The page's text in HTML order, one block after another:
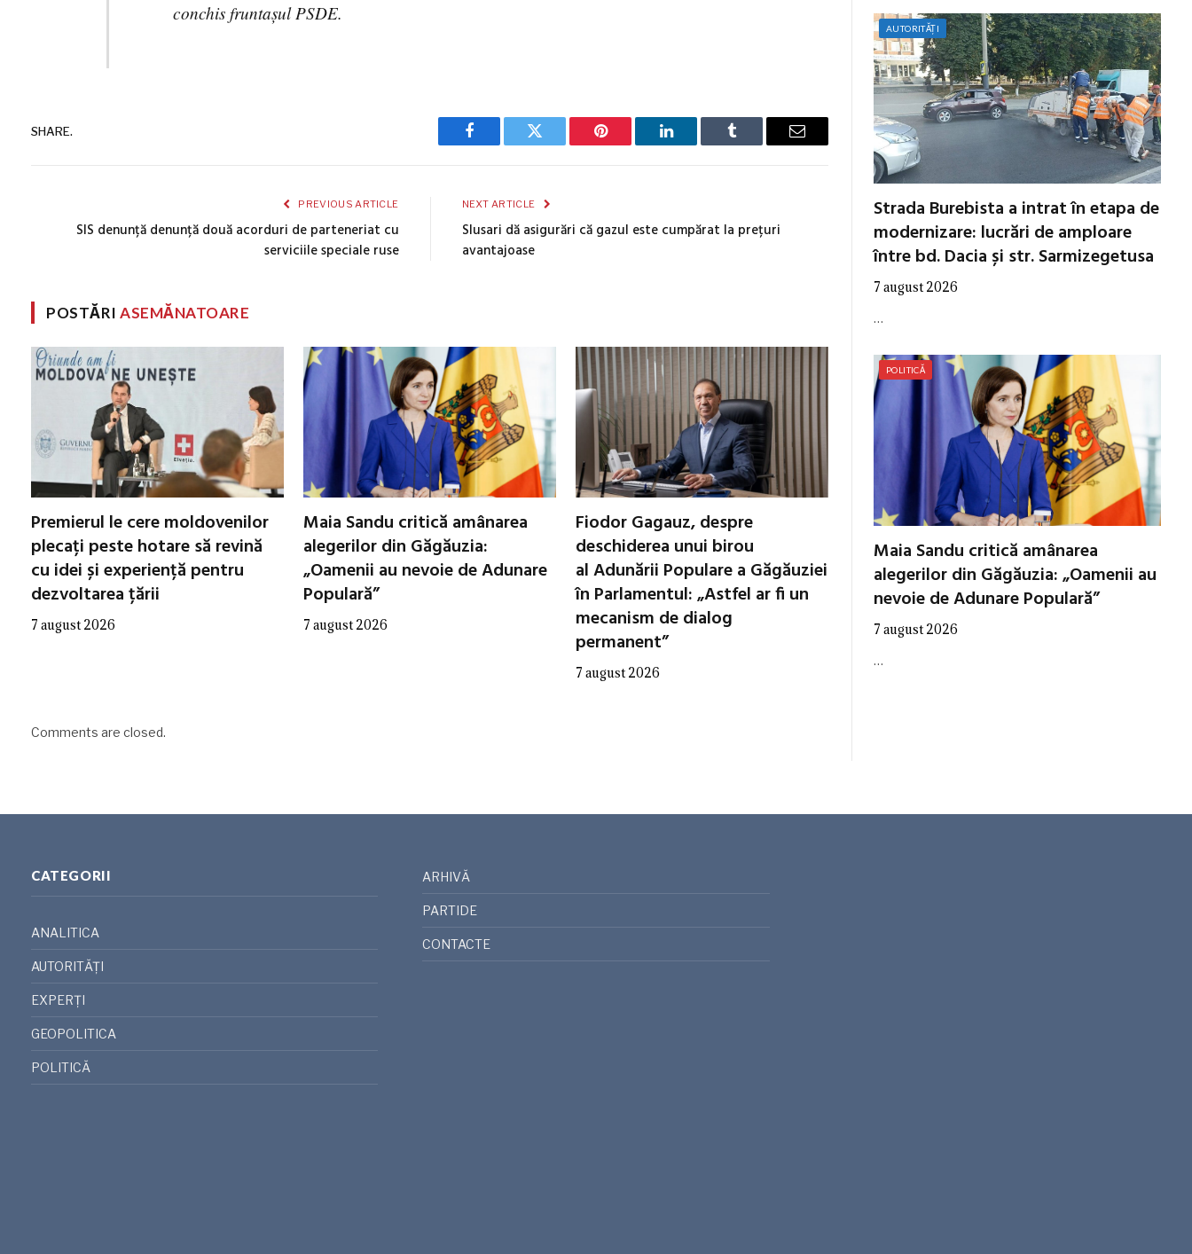
conchis fruntașul PSDE.
SHARE.
Facebook Twitter Pinterest LinkedIn Tumblr Email
PREVIOUS ARTICLE
SIS denunță denunță două acorduri de parteneriat cu
serviciile speciale ruse
NEXT ARTICLE
Slusari dă asigurări că gazul este cumpărat la prețuri
avantajoase
POSTĂRIASEMĂNATOARE
Premierul le cere moldovenilor
plecați peste hotare să revină
cu idei și experiență pentru
dezvoltarea țării
7 august 2026
Maia Sandu critică amânarea
alegerilor din Găgăuzia:
„Oamenii au nevoie de Adunare
Populară”
7 august 2026
Fiodor Gagauz, despre
deschiderea unui birou
al Adunării Populare a Găgăuziei
în Parlamentul: „Astfel ar fi un
mecanism de dialog
permanent”
7 august 2026
Comments are closed.
AUTORITĂȚI
Strada Burebista a intrat în etapa de
modernizare: lucrări de amploare
între bd. Dacia și str. Sarmizegetusa
7 august 2026
…
POLITICĂ
Maia Sandu critică amânarea
alegerilor din Găgăuzia: „Oamenii au
nevoie de Adunare Populară”
7 august 2026
…
CATEGORII
ANALITICA
AUTORITĂȚI
EXPERȚI
GEOPOLITICA
POLITICĂ
ARHIVĂ
PARTIDE
CONTACTE